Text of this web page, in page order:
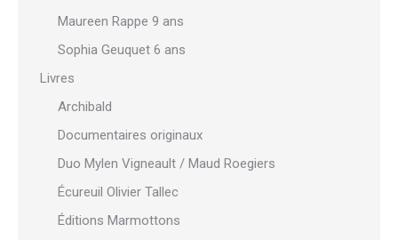
Maureen Rappe 9 ans
Sophia Geuquet 6 ans
Livres
Archibald
Documentaires originaux
Duo Mylen Vigneault / Maud Roegiers
Écureuil Olivier Tallec
Éditions Marmottons